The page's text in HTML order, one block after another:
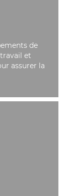
de
et
assurer la